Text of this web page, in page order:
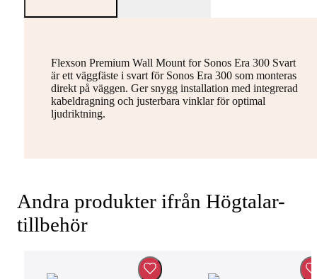
Flexson Premium Wall Mount for Sonos Era 300 Svart
är ett väggfäste i svart för Sonos Era 300 som monteras
direkt på väggen. Ger snygg installation med integrerad
kabeldragning och justerbara vinklar för optimal
ljudriktning.
Andra produkter ifrån Högtalar-
tillbehör